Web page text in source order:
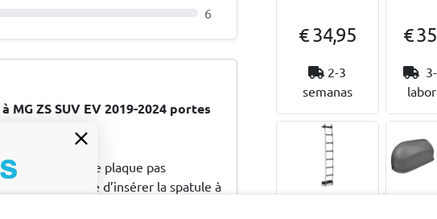
6
ZS SUV EV 2019-2024 portes
en bas ne se plaque pas
(nécessité d’insérer la spatule à
plastique a fini par se déformer et
€ 34,95
2-3
semanas
€